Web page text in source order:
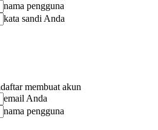
nama pengguna
kata sandi Anda
membuat akun
email Anda
nama pengguna